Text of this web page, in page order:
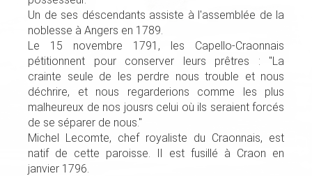
Un de ses déscendants assiste à l'assemblée de la
noblesse à Angers en 1789.
Le 15 novembre 1791, les Capello-Craonnais
pétitionnent pour conserver leurs prêtres : "La
crainte seule de les perdre nous trouble et nous
déchrire, et nous regarderions comme les plus
malheureux de nos jousrs celui où ils seraient forcés
de se séparer de nous."
Michel Lecomte, chef royaliste du Craonnais, est
natif de cette paroisse. Il est fusillé à Craon en
janvier 1796.